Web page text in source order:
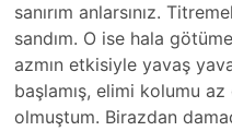
sanırım anlarsınız.
sandım. O ise hala
azmın etkisiyle yavaş
başlamış, elimi kolumu
olmuştum. Birazd­an